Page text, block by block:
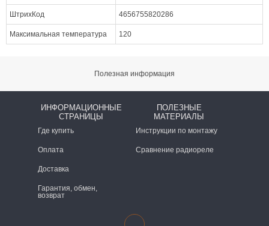
ШтрихКод 4656755820286
Максимальная температура 120
Полезная информация
ИНФОРМАЦИОННЫЕ
СТРАНИЦЫ
Где купить
Оплата
Доставка
Гарантия, обмен,
возврат
ПОЛЕЗНЫЕ
МАТЕРИАЛЫ
Инструкции по монтажу
Сравнение радиореле